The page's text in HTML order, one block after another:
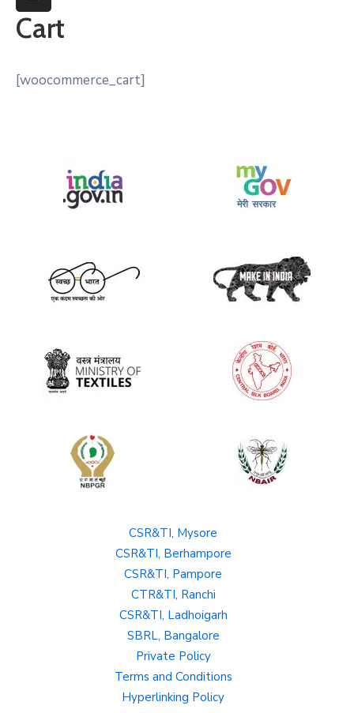
More
Cart
[woocommerce_cart]
CSR&TI, Mysore
CSR&TI, Berhampore
CSR&TI, Pampore
CTR&TI, Ranchi
CSR&TI, Ladhoigarh
SBRL, Bangalore
Private Policy
Terms and Conditions
Hyperlinking Policy